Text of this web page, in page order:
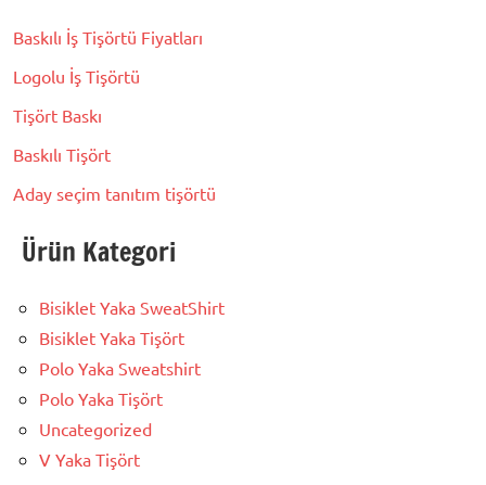
Baskılı İş Tişörtü Fiyatları
Logolu İş Tişörtü
Tişört Baskı
Baskılı Tişört
Aday seçim tanıtım tişörtü
Ürün Kategori
Bisiklet Yaka SweatShirt
Bisiklet Yaka Tişört
Polo Yaka Sweatshirt
Polo Yaka Tişört
Uncategorized
V Yaka Tişört